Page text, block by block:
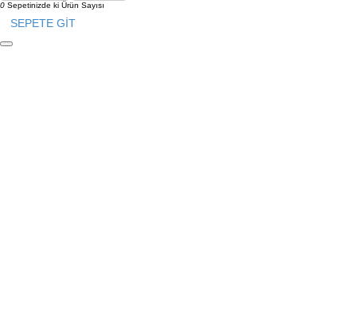
0 Sepetinizde ki Ürün Sayısı
SEPETE GİT